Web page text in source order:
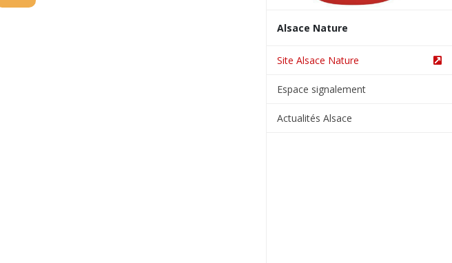
Alsace Nature
Site Alsace Nature
Espace signalement
Actualités Alsace